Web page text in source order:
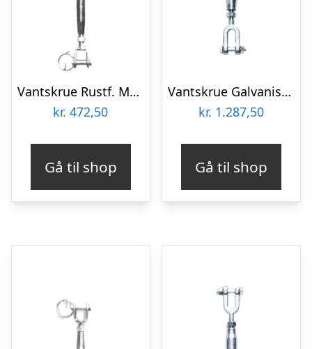
Vantskrue Rustf. M/gevind Gaffel/gaffel – M12
kr. 472,50
Gå til shop
Vantskrue Galvaniseret 401 M/gafler – M22
kr. 1.287,50
Gå til shop